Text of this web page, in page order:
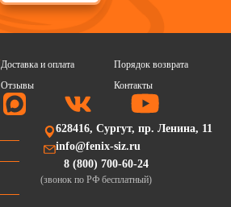
Доставка и оплата
Порядок возврата
Отзывы
Контакты
628416, Сургут, пр. Ленина, 11
info@fenix-siz.ru
8 (800) 700-60-24
(звонок по РФ бесплатный)